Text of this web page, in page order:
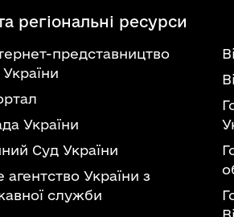
регіональні ресурси
представництво
України
Суд України
агентство України з
служби